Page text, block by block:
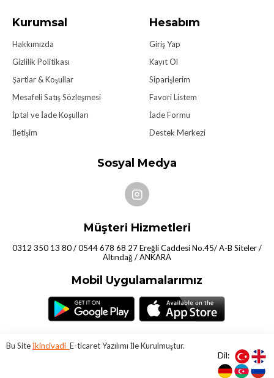
Kurumsal
Hakkımızda
Gizlilik Politikası
Şartlar & Koşullar
Mesafeli Satış Sözleşmesi
İptal ve İade Koşulları
İletişim
Hesabım
Giriş Yap
Kayıt Ol
Siparişlerim
Favori Listem
İade Formu
Destek Merkezi
Sosyal Medya
Müşteri Hizmetleri
0312 350 13 80 / 0544 678 68 27 Ereğli Caddesi No.45/ A-B Siteler /
Altındağ / ANKARA
Mobil Uygulamalarımız
Bu Siteİkincivadi E-ticaret Yazılımı İle Kurulmuştur.
Dil: